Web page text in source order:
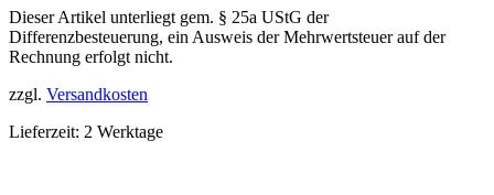
Dieser Artikel unterliegt gem. § 25a UStG der
Differenzbesteuerung, ein Ausweis der Mehrwertsteuer auf der
Rechnung erfolgt nicht.
zzgl. Versandkosten
Lieferzeit: 2 Werktage